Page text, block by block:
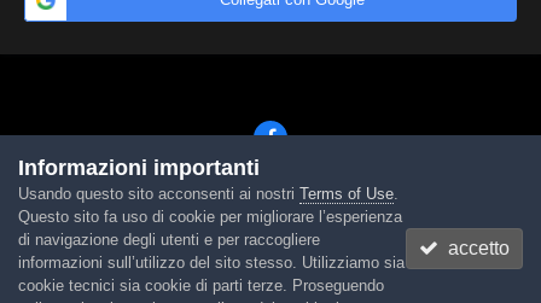
Lingua Tema Contattaci Cookies
Powered by Invision Community
Informazioni importanti
Usando questo sito acconsenti ai nostri Terms of Use.
Questo sito fa uso di cookie per migliorare l’esperienza
di navigazione degli utenti e per raccogliere
informazioni sull’utilizzo del sito stesso. Utilizziamo sia
cookie tecnici sia cookie di parti terze. Proseguendo
accetto